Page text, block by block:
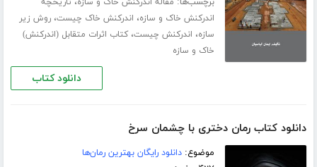
مقاله اندرکنش خاک و سازه
تاریخچه
اندرکنش خاک و سازه، اندرکنش خاک چیست،روش زیر
سازه، اندرکنش چیست،کتاب اثرات متقابل (اندرکنش)
خاک و سازه
دانلود کتاب
دانلود کتاب رمان دختری با چشمان سرخ
موضوع:دانلود رایگان بهترین رمان‌ها